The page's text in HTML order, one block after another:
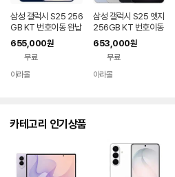
내
를
나
는
다.
삼성 갤럭시 S25 256
GB KT 번호이동 완납
80요금제
655,000원
무료
아라몰
삼성 갤럭시 S25 엣지
256GB KT 번호이동
완납 80요금제
653,000원
무료
아라몰
카테고리 인기상품